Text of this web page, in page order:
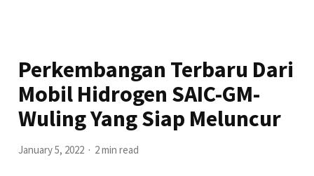
Perkembangan Terbaru Dari
Mobil Hidrogen SAIC-GM-
Wuling Yang Siap Meluncur
January 5, 2022 2 min read